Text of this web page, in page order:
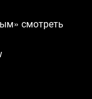
смотреть